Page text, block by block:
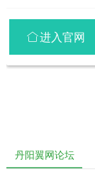
进入官网
丹阳翼网论坛